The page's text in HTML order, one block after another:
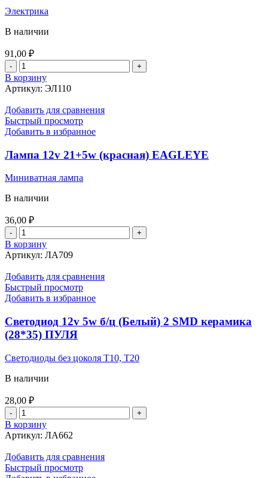
Электрика
В наличии
91,00 ₽
Количество
товара
Колодка
герметичная
с
проводами
3
мм.
В корзину
Артикул: ЭЛ110
Добавить для сравнения
Быстрый просмотр
Добавить в избранное
Лампа 12v 21+5w (красная) EAGLEYE
Миниватная лампа
В наличии
36,00 ₽
Количество
товара
Лампа
12v
21+5w
(красная)
EAGLEYE
В корзину
Артикул: ЛА709
Добавить для сравнения
Быстрый просмотр
Добавить в избранное
Светодиод 12v 5w б/ц (Белый) 2 SMD керамика
(28*35) ПУЛЯ
Светодиоды без цоколя T10, T20
В наличии
28,00 ₽
Количество
товара
Светодиод
12v
5w
б/
ц
В корзину
Артикул: ЛА662
Добавить для сравнения
Быстрый просмотр